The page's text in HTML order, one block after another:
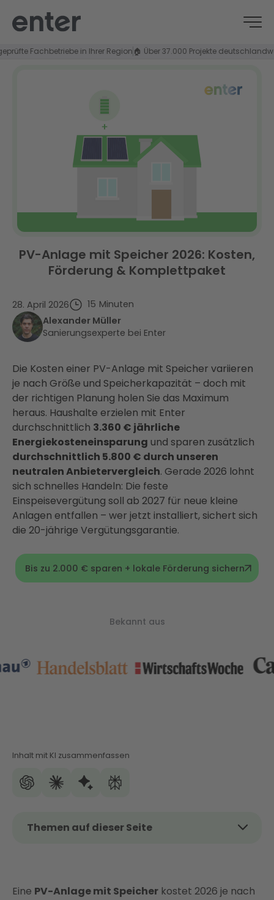
Fachbetriebe in Ihrer Region🏠 Über 37.000 Projekte deutschlandweit⭐
PV-Anlage mit Speicher 2026: Kosten,
Förderung & Komplettpaket
28. April 2026 15 Minuten
Alexander Müller
Sanierungsexperte bei Enter
Die Kosten einer PV-Anlage mit Speicher variieren
je nach Größe und Speicherkapazität – doch mit
der richtigen Planung holen Sie das Maximum
heraus. Haushalte erzielen mit Enter
durchschnittlich 3.360 € jährliche
Energiekosteneinsparung und sparen zusätzlich
durchschnittlich 5.800 € durch unseren
neutralen Anbietervergleich. Gerade 2026 lohnt
sich schnelles Handeln: Die feste
Einspeisevergütung soll ab 2027 für neue kleine
Anlagen entfallen – wer jetzt installiert, sichert sich
die 20-jährige Vergütungsgarantie.
Bis zu 2.000 € sparen + lokale Förderung sichern
Bekannt aus
Inhalt mit KI zusammenfassen
Themen auf dieser Seite
Wie wirtschaftlich ist eine PV-Anlage mit Speicher?
Eine PV-Anlage mit Speicher kostet 2026 je nach